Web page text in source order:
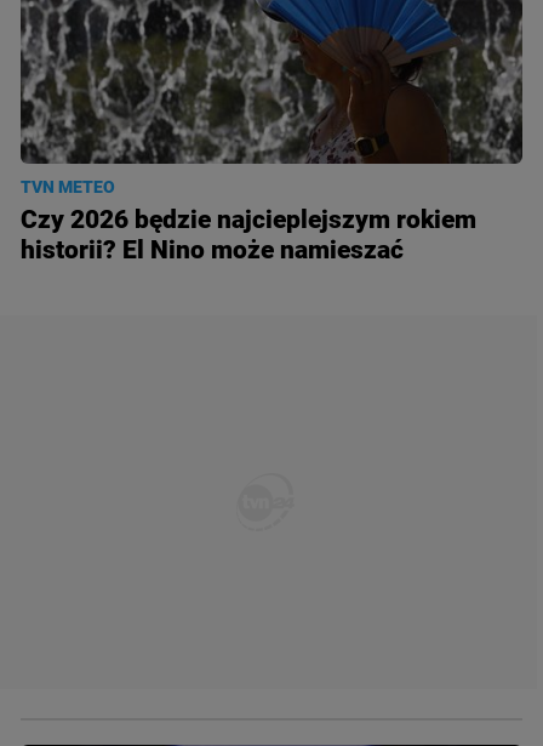
TVN METEO
Czy 2026 będzie najcieplejszym rokiem
historii? El Nino może namieszać